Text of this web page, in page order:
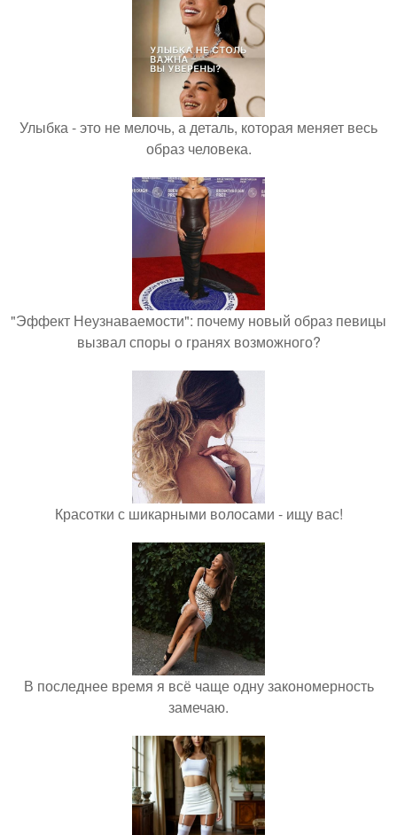
Улыбка - это не мелочь, а деталь, которая меняет весь
образ человека.
"Эффект Неузнаваемости": почему новый образ певицы
вызвал споры о гранях возможного?
Красотки с шикарными волосами - ищу вас!
В последнее время я всё чаще одну закономерность
замечаю.